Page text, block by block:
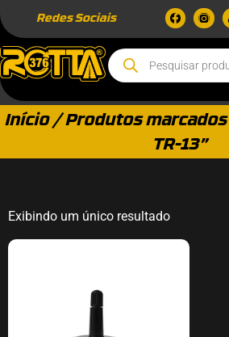
Redes Sociais
Início/ Produtos marcados
TR-13”
Exibindo um único resultado